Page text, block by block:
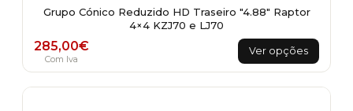
Grupo Cónico Reduzido HD Traseiro "4.88" Raptor
4×4 KZJ70 e LJ70
285,00€
Com Iva
Ver opções
This
product
has
multiple